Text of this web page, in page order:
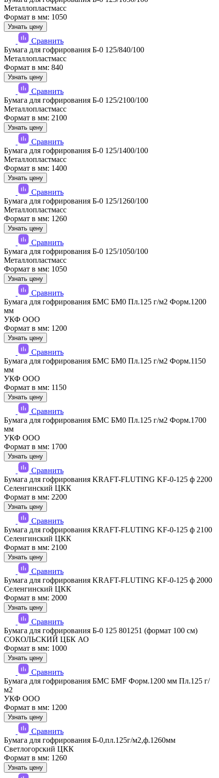
Металлопластмасс
Формат в мм: 1050
Узнать цену
Сравнить
Бумага для гофрирования Б-0 125/840/100
Металлопластмасс
Формат в мм: 840
Узнать цену
Сравнить
Бумага для гофрирования Б-0 125/2100/100
Металлопластмасс
Формат в мм: 2100
Узнать цену
Сравнить
Бумага для гофрирования Б-0 125/1400/100
Металлопластмасс
Формат в мм: 1400
Узнать цену
Сравнить
Бумага для гофрирования Б-0 125/1260/100
Металлопластмасс
Формат в мм: 1260
Узнать цену
Сравнить
Бумага для гофрирования Б-0 125/1050/100
Металлопластмасс
Формат в мм: 1050
Узнать цену
Сравнить
Бумага для гофрирования БМС БМ0 Пл.125 г/м2 Форм.1200
мм
УКФ ООО
Формат в мм: 1200
Узнать цену
Сравнить
Бумага для гофрирования БМС БМ0 Пл.125 г/м2 Форм.1150
мм
УКФ ООО
Формат в мм: 1150
Узнать цену
Сравнить
Бумага для гофрирования БМС БМ0 Пл.125 г/м2 Форм.1700
мм
УКФ ООО
Формат в мм: 1700
Узнать цену
Сравнить
Бумага для гофрирования KRAFT-FLUTING KF-0-125 ф 2200
Селенгинский ЦКК
Формат в мм: 2200
Узнать цену
Сравнить
Бумага для гофрирования KRAFT-FLUTING KF-0-125 ф 2100
Селенгинский ЦКК
Формат в мм: 2100
Узнать цену
Сравнить
Бумага для гофрирования KRAFT-FLUTING KF-0-125 ф 2000
Селенгинский ЦКК
Формат в мм: 2000
Узнать цену
Сравнить
Бумага для гофрирования Б-0 125 801251 (формат 100 см)
СОКОЛЬСКИЙ ЦБК АО
Формат в мм: 1000
Узнать цену
Сравнить
Бумага для гофрирования БМС БМF Форм.1200 мм Пл.125 г/
м2
УКФ ООО
Формат в мм: 1200
Узнать цену
Сравнить
Бумага для гофрирования Б-0,пл.125г/м2,ф.1260мм
Светлогорский ЦКК
Формат в мм: 1260
Узнать цену